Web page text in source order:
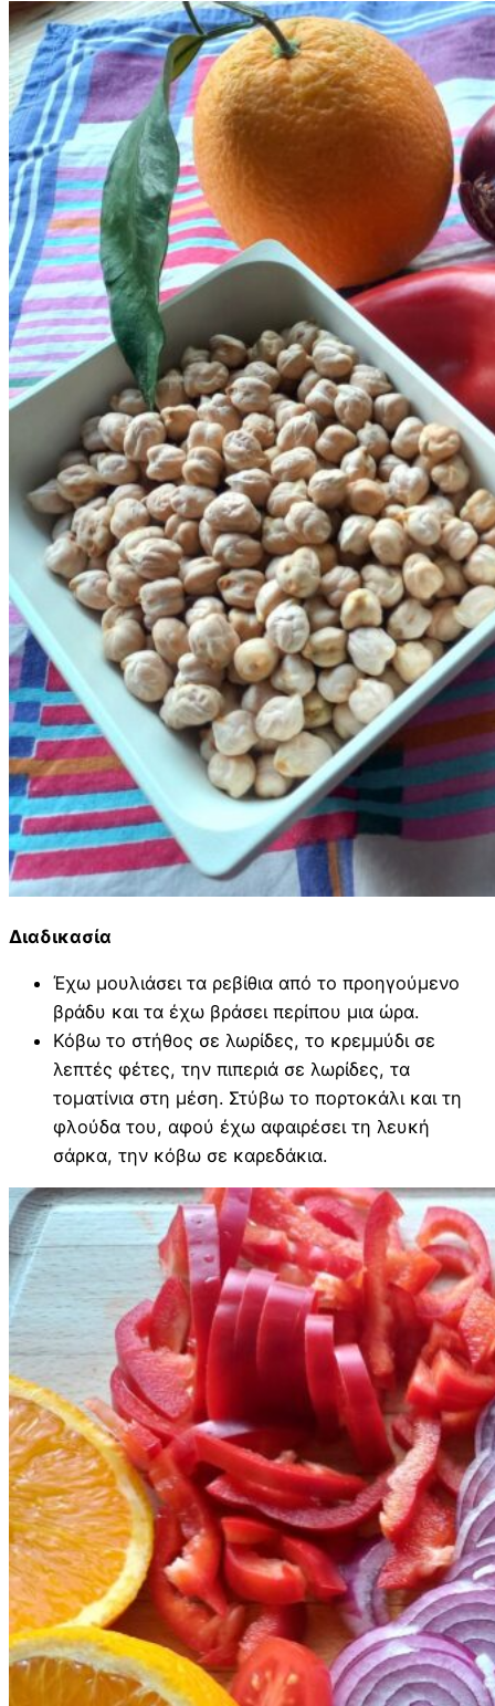
Διαδικασία
Έχω μουλιάσει τα ρεβίθια από το προηγούμενο
βράδυ και τα έχω βράσει περίπου μια ώρα.
Κόβω το στήθος σε λωρίδες, το κρεμμύδι σε
λεπτές φέτες, την πιπεριά σε λωρίδες, τα
τοματίνια στη μέση. Στύβω το πορτοκάλι και τη
φλούδα του, αφού έχω αφαιρέσει τη λευκή
σάρκα, την κόβω σε καρεδάκια.